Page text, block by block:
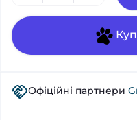
Офіційні партнери